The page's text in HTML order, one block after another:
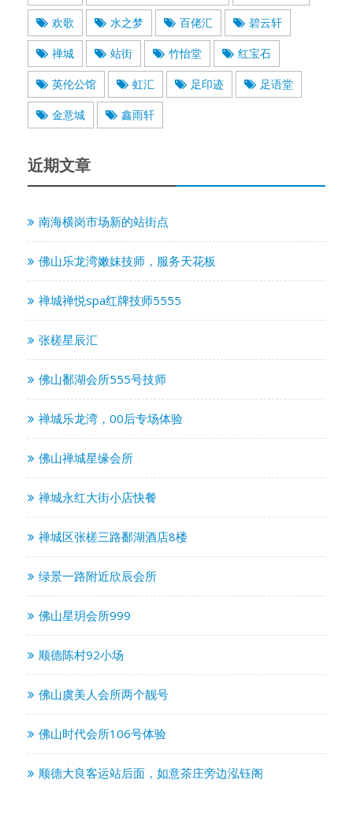
欢歌 水之梦 百佬汇 碧云轩
禅城 站街 竹怡堂 红宝石
英伦公馆 虹汇 足印迹 足语堂
金意城 鑫雨轩
近期文章
南海横岗市场新的站街点
佛山乐龙湾嫩妹技师，服务天花板
禅城禅悦spa红牌技师5555
张槎星辰汇
佛山鄱湖会所555号技师
禅城乐龙湾，00后专场体验
佛山禅城星缘会所
禅城永红大街小店快餐
禅城区张槎三路鄱湖酒店8楼
绿景一路附近欣辰会所
佛山星玥会所999
顺德陈村92小场
佛山虞美人会所两个靓号
佛山时代会所106号体验
顺德大良客运站后面，如意茶庄旁边泓钰阁